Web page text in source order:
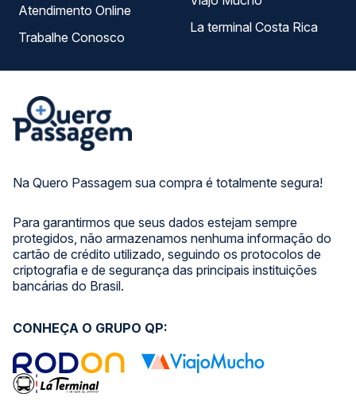
Na Quero Passagem sua compra é totalmente segura!
Para garantirmos que seus dados estejam sempre
protegidos, não armazenamos nenhuma informação do
cartão de crédito utilizado, seguindo os protocolos de
criptografia e de segurança das principais instituições
bancárias do Brasil.
Atendimento Online
Trabalhe Conosco
La terminal Costa Rica
CONHEÇA O GRUPO QP: